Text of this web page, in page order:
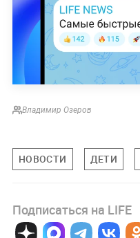
Владимир Озеров
НОВОСТИ ДЕТИ
Подписаться на LIFE